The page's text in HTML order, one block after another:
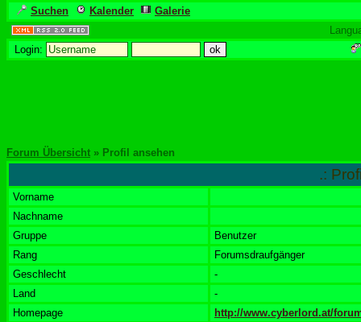
Suchen Kalender
Galerie
Login:
Forum Übersicht » Profil ansehen
.:
Vorname
Nachname
Gruppe
Benutzer
Rang
Forumsdraufgänger
Geschlecht
-
Land
-
Homepage
http://www.cyberlord.at/